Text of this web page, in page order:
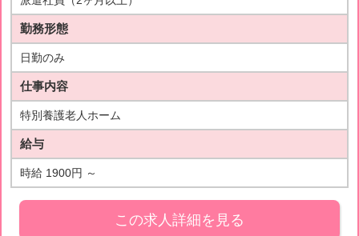
勤務形態
日勤のみ
仕事内容
特別養護老人ホーム
給与
時給 1900円 ～
この求人詳細を見る